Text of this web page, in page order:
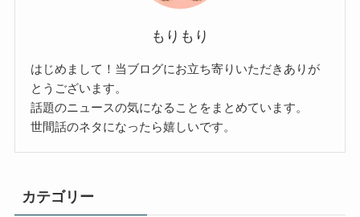
もりもり
はじめまして！当ブログにお立ち寄りいただきありが
とうございます。
話題のニュースの気になることをまとめています。
世間話のネタになったら嬉しいです。
カテゴリー